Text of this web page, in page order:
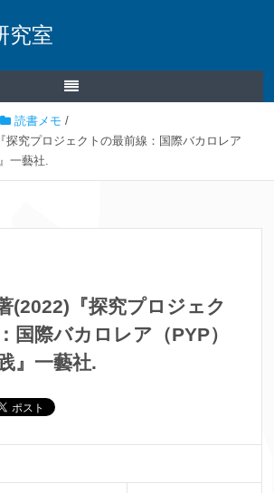
究室
読書メモ /
探究プロジェクトの最前線：国際バカロレア
一藝社.
(2022)『探究プロジェク
国際バカロレア（PYP）
』一藝社.